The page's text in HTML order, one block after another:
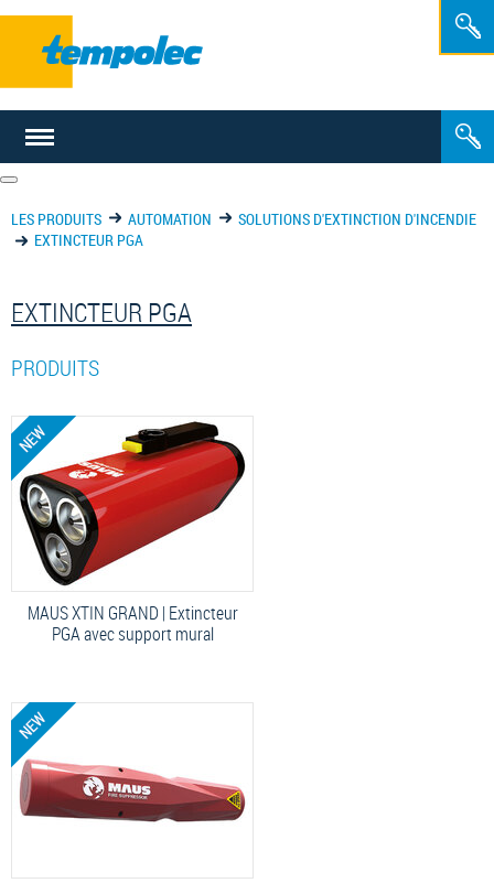
FR
NL
LES PRODUITS AUTOMATION
SOLUTIONS D'EXTINCTION D'INCENDIE
EXTINCTEUR PGA
EXTINCTEUR PGA
PRODUITS
MAUS XTIN GRAND | Extincteur
PGA avec support mural